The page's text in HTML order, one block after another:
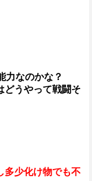
力なのかな？
どうやって戦闘そ
多少化け物でも不